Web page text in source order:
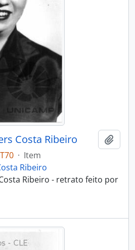
Costa Ribeiro
· Item
Ribeiro
Ribeiro - retrato feito por